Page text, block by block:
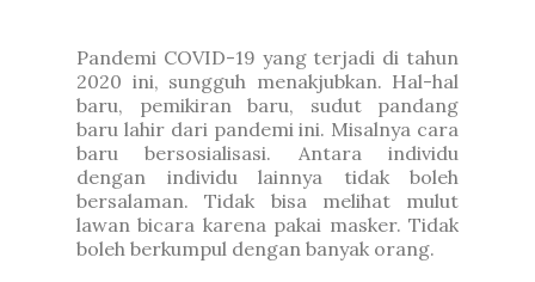
Pandemi COVID-19 yang terjadi di tahun
2020 ini, sungguh menakjubkan. Hal-hal
baru, pemikiran baru, sudut pandang
baru lahir dari pandemi ini. Misalnya cara
baru bersosialisasi. Antara individu
dengan individu lainnya tidak boleh
bersalaman. Tidak bisa melihat mulut
lawan bicara karena pakai masker. Tidak
boleh berkumpul dengan banyak orang.